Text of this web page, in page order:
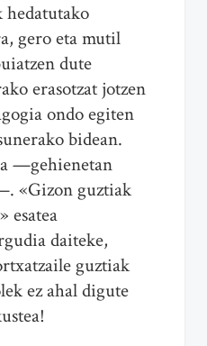
gero eta mutil
dute
erasotzat jotzen
ondo egiten
bidean.
—gehienetan
«Gizon guztiak
esatea
daiteke,
guztiak
ez ahal digute